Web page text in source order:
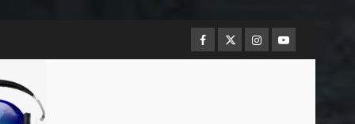
Facebook
TwitterInstagram
Youtube